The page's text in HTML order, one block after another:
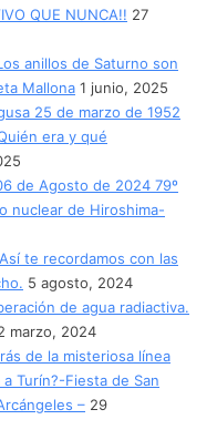
QUE NUNCA!! 27
anillos de Saturno son
Mallona 1 junio, 2025
25 de marzo de 1952
era y qué
de Agosto de 2024 79º
nuclear de Hiroshima-
te recordamos con las
5 agosto, 2024
de agua radiactiva.
marzo, 2024
de la misteriosa línea
Turín?-Fiesta de San
– 29